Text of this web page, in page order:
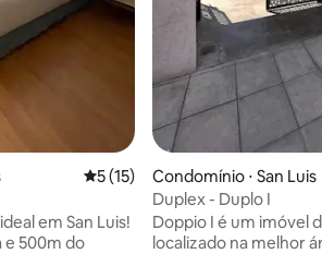
5 de uma avaliação média de 5,
5 (15)
em San Luis!
e 500m do
Condomínio ⋅ San Luis
Duplex - Duplo I
Doppio I é um imóvel
localizado na melhor